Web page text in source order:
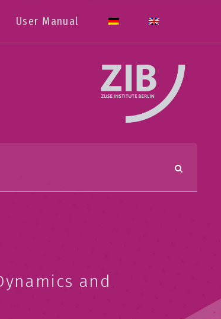
User Manual
and